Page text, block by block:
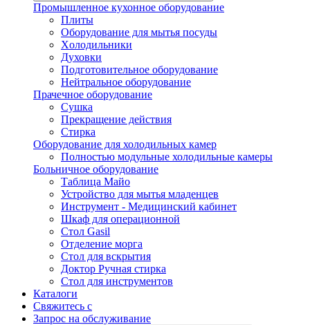
Промышленное кухонное оборудование
Плиты
Оборудование для мытья посуды
Xолодильники
Духовки
Подготовительное оборудование
Нейтральное оборудование
Прачечное оборудование
Сушка
Прекращение действия
Стирка
Оборудование для холодильных камер
Полностью модульные холодильные камеры
Больничное оборудование
Таблица Майо
Устройство для мытья младенцев
Инструмент - Медицинский кабинет
Шкаф для операционной
Стол Gasil
Отделение морга
Стол для вскрытия
Доктор Ручная стирка
Стол для инструментов
Каталоги
Свяжитесь с
Запрос на обслуживание